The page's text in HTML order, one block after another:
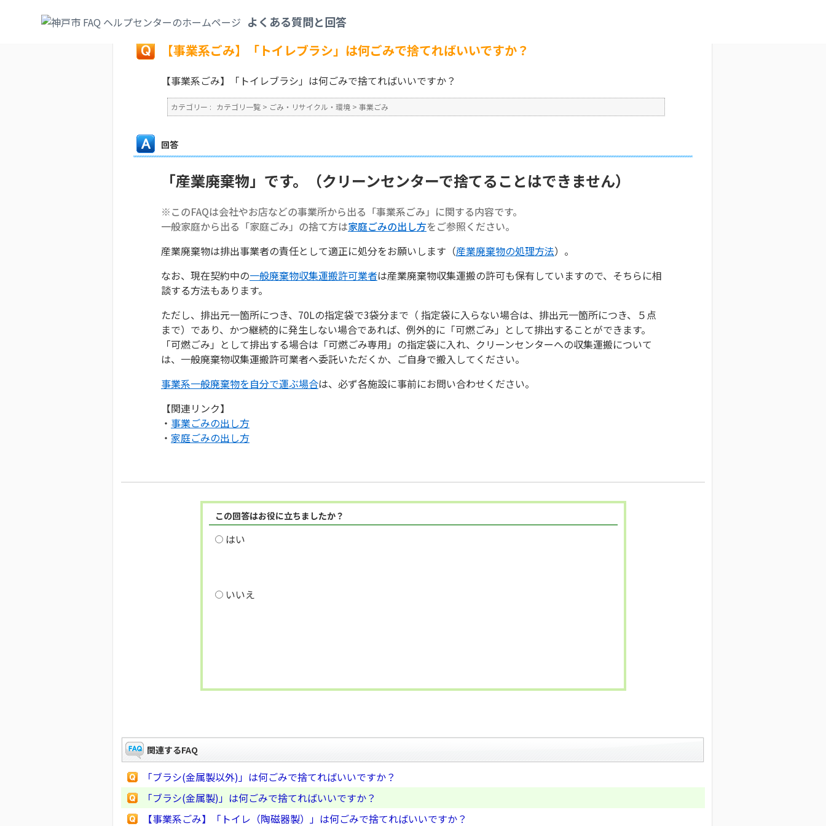
よくある質問と回答
戻る
【事業系ごみ】「トイレブラシ」は何ごみで捨てればいいですか？
【事業系ごみ】「トイレブラシ」は何ごみで捨てればいいですか？
カテゴリー : カテゴリ一覧 > ごみ・リサイクル・環境 > 事業ごみ
回答
「産業廃棄物」です。（クリーンセンターで捨てることはできません）
※このFAQは会社やお店などの事業所から出る「事業系ごみ」に関する内容です。
一般家庭から出る「家庭ごみ」の捨て方は家庭ごみの出し方をご参照ください。
産業廃棄物は排出事業者の責任として適正に処分をお願いします（産業廃棄物の処理方法）。
なお、現在契約中の一般廃棄物収集運搬許可業者は産業廃棄物収集運搬の許可も保有していますので、そちらに相
談する方法もあります。
ただし、排出元一箇所につき、70Lの指定袋で3袋分まで（ 指定袋に入らない場合は、排出元一箇所につき、５点
まで）であり、かつ継続的に発生しない場合であれば、例外的に「可燃ごみ」として排出することができます。
「可燃ごみ」として排出する場合は「可燃ごみ専用」の指定袋に入れ、クリーンセンターへの収集運搬について
は、一般廃棄物収集運搬許可業者へ委託いただくか、ご自身で搬入してください。
事業系一般廃棄物を自分で運ぶ場合は、必ず各施設に事前にお問い合わせください。
【関連リンク】
・ 事業ごみの出し方
・ 家庭ごみの出し方
この回答はお役に立ちましたか？
はい
いいえ
関連するFAQ
「ブラシ(金属製以外)」は何ごみで捨てればいいですか？
「ブラシ(金属製)」は何ごみで捨てればいいですか？
【事業系ごみ】「トイレ（陶磁器製）」は何ごみで捨てればいいですか？